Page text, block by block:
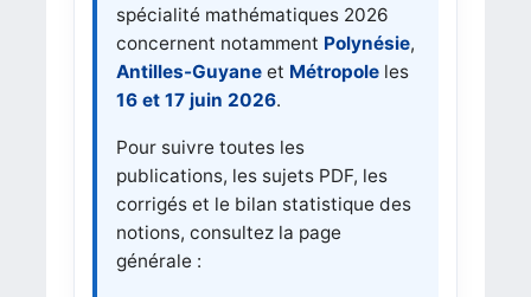
spécialité mathématiques 2026
concernent notamment Polynésie,
Antilles-Guyaneet Métropoleles
16 et 17 juin 2026.
Pour suivre toutes les
publications, les sujets PDF, les
corrigés et le bilan statistique des
notions, consultez la page
générale :